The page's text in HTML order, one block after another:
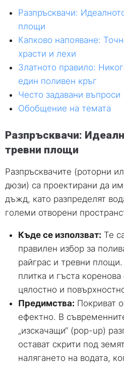
Разпръсквачи:
площи
Капково напояване:
храсти и лехи
Златното правило:
един поливен кръг
Често задавани въпроси
Обобщение на темата
Разпръсквачи:
тревни площи
Разпръсквачите (роторни
дюзи) са проектирани да
дъжд, като разпределят
големи отворени
Къде се използват: Те
правилен избор за
райграс и тревни
плитка и гъста
цялостно и
Предимства: Покриват
ефектно. В
„изскачащи“ (pop-up)
остават скрити под
налягането на водата,